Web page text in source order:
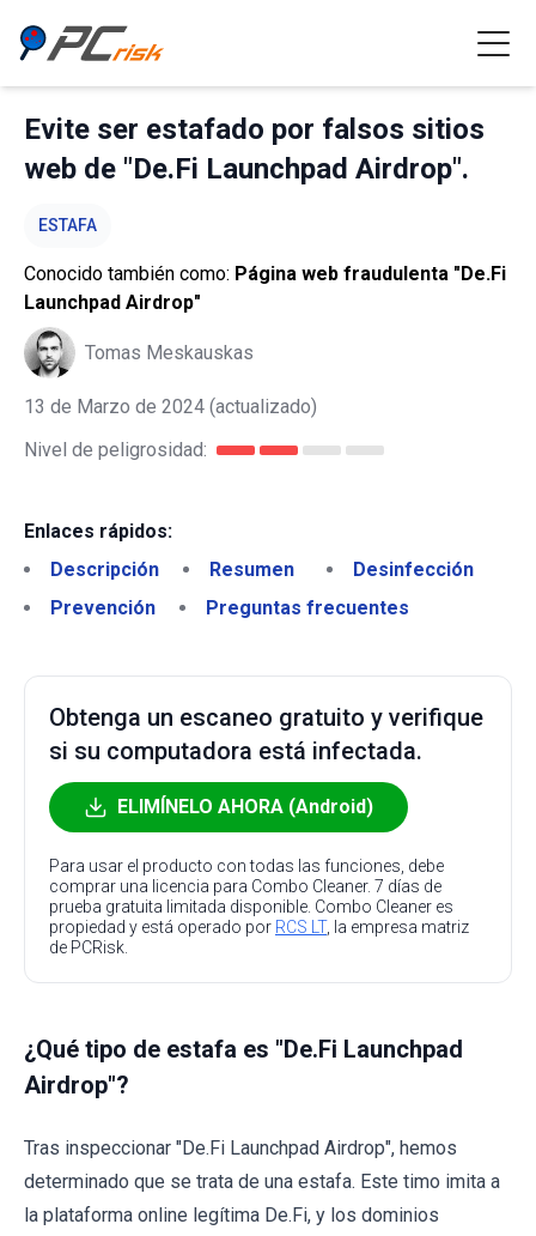
Evite ser estafado por falsos sitios
web de "De.Fi Launchpad Airdrop".
ESTAFA
Conocido también como: Página web fraudulenta "De.Fi
Launchpad Airdrop"
Tomas Meskauskas
13 de Marzo de 2024 (actualizado)
Nivel de peligrosidad:
Enlaces rápidos:
Descripción
Resumen
Desinfección
Prevención
Preguntas frecuentes
Obtenga un escaneo gratuito y verifique
si su computadora está infectada.
ELIMÍNELO AHORA (Android)
Para usar el producto con todas las funciones, debe
comprar una licencia para Combo Cleaner. 7 días de
prueba gratuita limitada disponible. Combo Cleaner es
propiedad y está operado por RCS LT, la empresa matriz
de PCRisk.
¿Qué tipo de estafa es "De.Fi Launchpad
Airdrop"?
Tras inspeccionar "De.Fi Launchpad Airdrop", hemos
determinado que se trata de una estafa. Este timo imita a
la plataforma online legítima De.Fi, y los dominios